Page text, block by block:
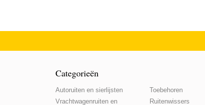
Categorieën
Autoruiten en sierlijsten
Vrachtwagenruiten en
Toebehoren
Ruitenwissers